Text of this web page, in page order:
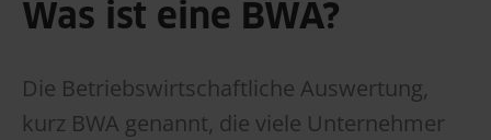
Was ist eine BWA?
Die Betriebswirtschaftliche Auswertung,
kurz BWA genannt, die viele Unternehmer